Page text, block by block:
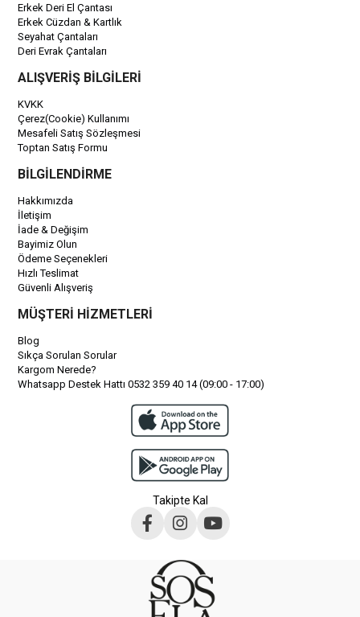
Erkek Deri El Çantası
Erkek Cüzdan & Kartlık
Seyahat Çantaları
Deri Evrak Çantaları
ALIŞVERİŞ BİLGİLERİ
KVKK
Çerez(Cookie) Kullanımı
Mesafeli Satış Sözleşmesi
Toptan Satış Formu
BİLGİLENDİRME
Hakkımızda
İletişim
İade & Değişim
Bayimiz Olun
Ödeme Seçenekleri
Hızlı Teslimat
Güvenli Alışveriş
MÜŞTERİ HİZMETLERİ
Blog
Sıkça Sorulan Sorular
Kargom Nerede?
Whatsapp Destek Hattı 0532 359 40 14 (09:00 - 17:00)
Takipte Kal